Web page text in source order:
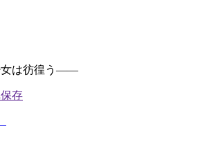
女は彷徨う――